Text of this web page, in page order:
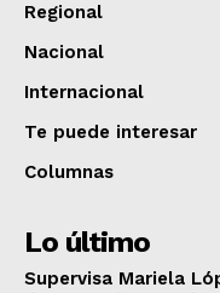
Regional
Nacional
Internacional
Te puede interesar
Columnas
Lo último
Supervisa Mariela